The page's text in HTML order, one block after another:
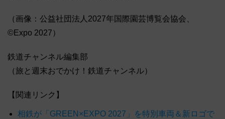
（画像：公益社団法人2027年国際園芸博覧会協会、
©Expo 2027）
鉄道チャンネル編集部
（旅と週末おでかけ！鉄道チャンネル）
【関連リンク】
相鉄が「GREEN×EXPO 2027」を特別車両＆新ロゴで